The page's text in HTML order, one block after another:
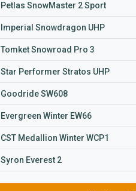
Petlas SnowMaster 2 Sport
Imperial Snowdragon UHP
Tomket Snowroad Pro 3
Star Performer Stratos UHP
Goodride SW608
Evergreen Winter EW66
CST Medallion Winter WCP1
Syron Everest 2